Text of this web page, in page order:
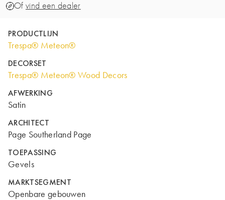
Of vind een dealer
PRODUCTLIJN
Trespa® Meteon®
DECORSET
Trespa® Meteon® Wood Decors
AFWERKING
Satin
ARCHITECT
Page Southerland Page
TOEPASSING
Gevels
MARKTSEGMENT
Openbare gebouwen